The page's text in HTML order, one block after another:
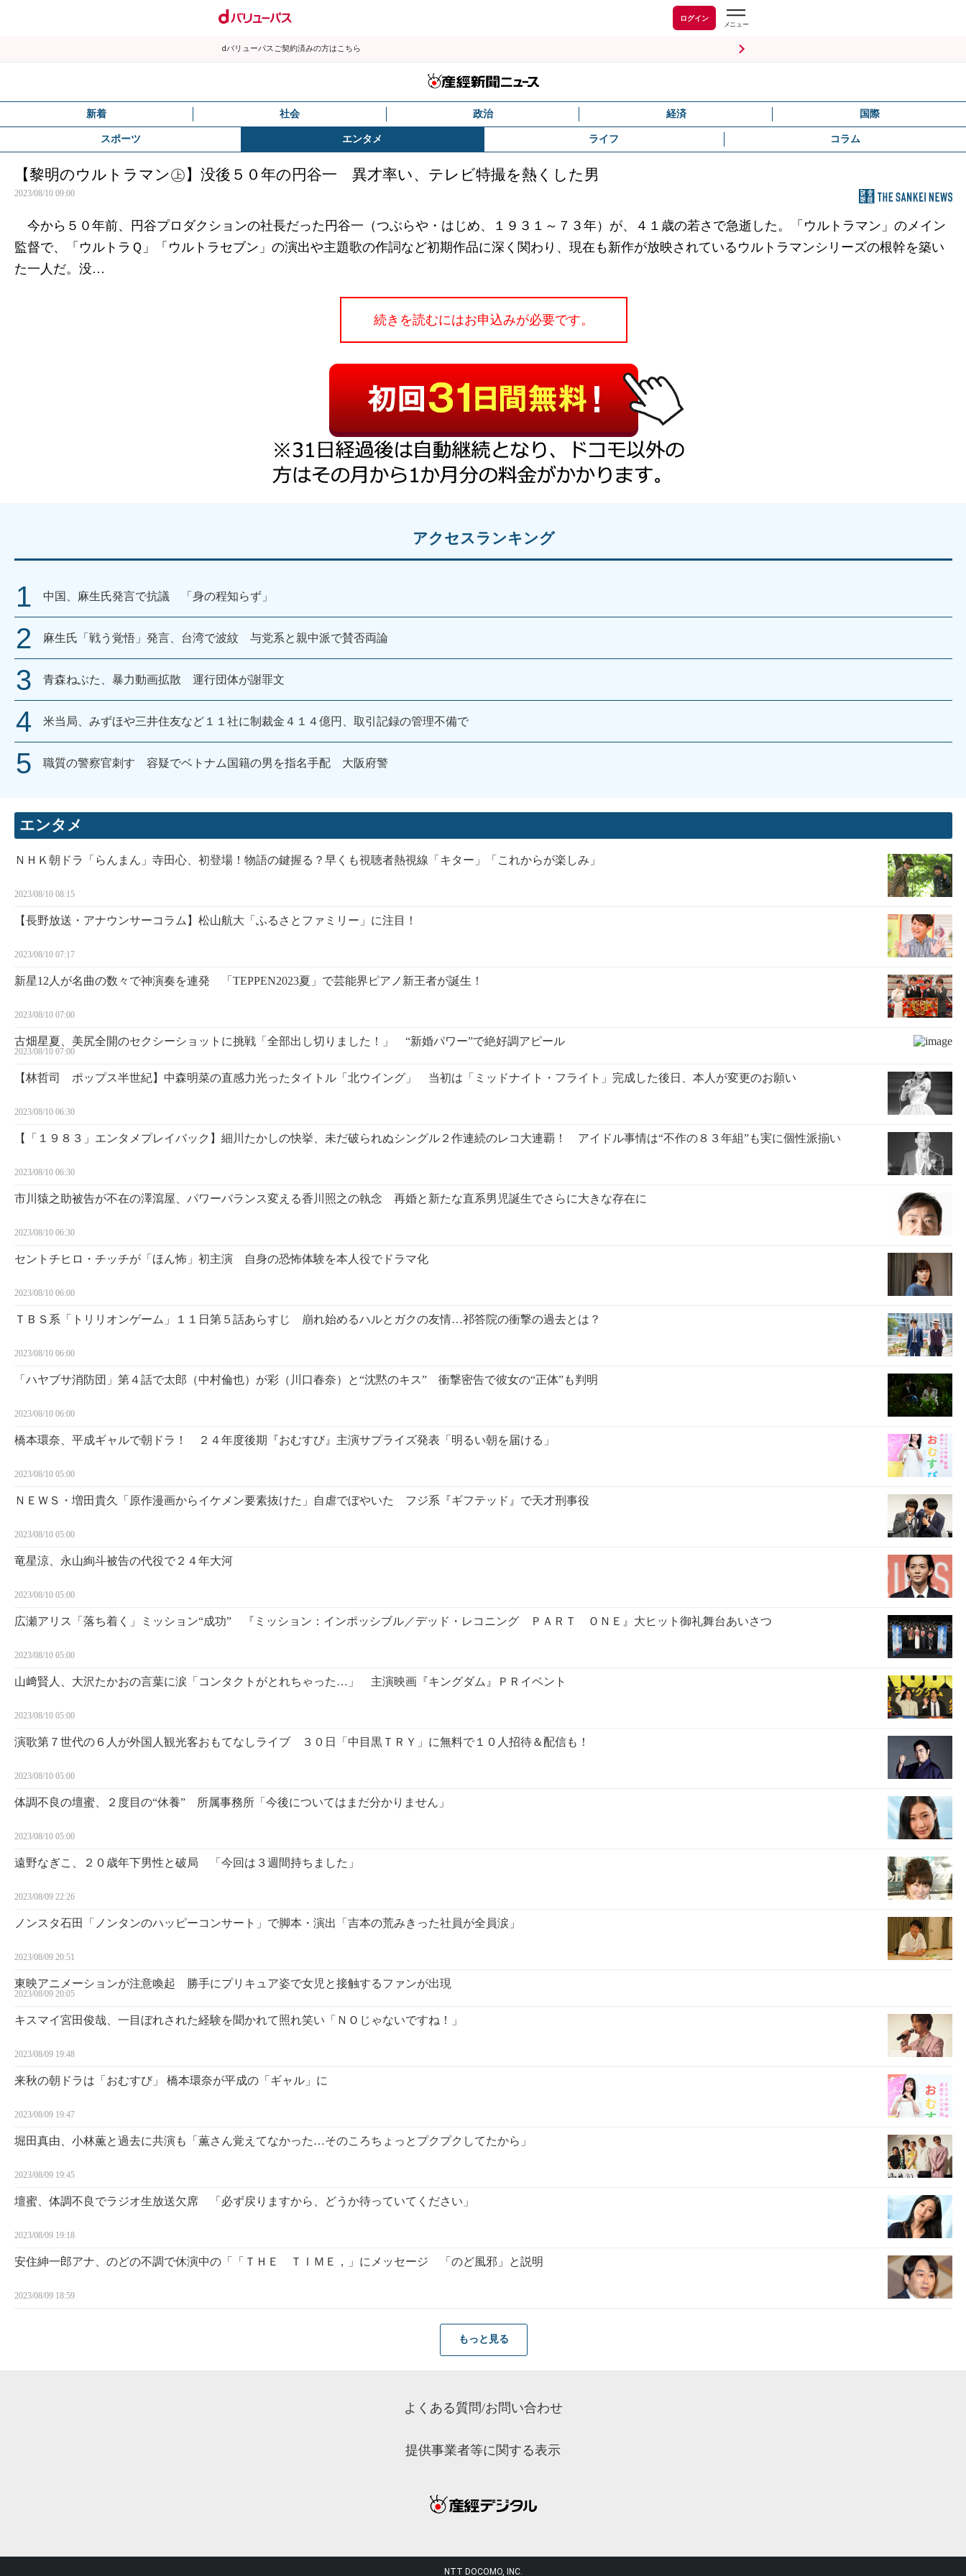
ログイン
dバリューパスご契約済みの方はこちら
新着 社会 政治 経済 国際
スポーツ エンタメ ライフ コラム
【黎明のウルトラマン㊤】没後５０年の円谷一 異才率い、テレビ特撮を熱くした男
2023/08/10 09:00
今から５０年前、円谷プロダクションの社長だった円谷一（つぶらや・はじめ、１９３１～７３年）が、４１歳の若さで急逝した。「ウルトラマン」のメイン
監督で、「ウルトラＱ」「ウルトラセブン」の演出や主題歌の作詞など初期作品に深く関わり、現在も新作が放映されているウルトラマンシリーズの根幹を築い
た一人だ。没…
続きを読むにはお申込みが必要です。
アクセスランキング
中国、麻生氏発言で抗議 「身の程知らず」
麻生氏「戦う覚悟」発言、台湾で波紋 与党系と親中派で賛否両論
青森ねぶた、暴力動画拡散 運行団体が謝罪文
米当局、みずほや三井住友など１１社に制裁金４１４億円、取引記録の管理不備で
職質の警察官刺す 容疑でベトナム国籍の男を指名手配 大阪府警
エンタメ
ＮＨＫ朝ドラ「らんまん」寺田心、初登場！物語の鍵握る？早くも視聴者熱視線「キター」「これからが楽しみ」
2023/08/10 08:15
【長野放送・アナウンサーコラム】松山航大「ふるさとファミリー」に注目！
2023/08/10 07:17
新星12人が名曲の数々で神演奏を連発 「TEPPEN2023夏」で芸能界ピアノ新王者が誕生！
2023/08/10 07:00
古畑星夏、美尻全開のセクシーショットに挑戦「全部出し切りました！」 “新婚パワー”で絶好調アピール
2023/08/10 07:00
【林哲司 ポップス半世紀】中森明菜の直感力光ったタイトル「北ウイング」 当初は「ミッドナイト・フライト」完成した後日、本人が変更のお願い
2023/08/10 06:30
【「１９８３」エンタメプレイバック】細川たかしの快挙、未だ破られぬシングル２作連続のレコ大連覇！ アイドル事情は“不作の８３年組”も実に個性派揃い
2023/08/10 06:30
市川猿之助被告が不在の澤瀉屋、パワーバランス変える香川照之の執念 再婚と新たな直系男児誕生でさらに大きな存在に
2023/08/10 06:30
セントチヒロ・チッチが「ほん怖」初主演 自身の恐怖体験を本人役でドラマ化
2023/08/10 06:00
ＴＢＳ系「トリリオンゲーム」１１日第５話あらすじ 崩れ始めるハルとガクの友情…祁答院の衝撃の過去とは？
2023/08/10 06:00
「ハヤブサ消防団」第４話で太郎（中村倫也）が彩（川口春奈）と“沈黙のキス” 衝撃密告で彼女の“正体”も判明
2023/08/10 06:00
橋本環奈、平成ギャルで朝ドラ！ ２４年度後期『おむすび』主演サプライズ発表「明るい朝を届ける」
2023/08/10 05:00
ＮＥＷＳ・増田貴久「原作漫画からイケメン要素抜けた」自虐でぼやいた フジ系『ギフテッド』で天才刑事役
2023/08/10 05:00
竜星涼、永山絢斗被告の代役で２４年大河
2023/08/10 05:00
広瀬アリス「落ち着く」ミッション“成功” 『ミッション：インポッシブル／デッド・レコニング ＰＡＲＴ ＯＮＥ』大ヒット御礼舞台あいさつ
2023/08/10 05:00
山﨑賢人、大沢たかおの言葉に涙「コンタクトがとれちゃった…」 主演映画『キングダム』ＰＲイベント
2023/08/10 05:00
演歌第７世代の６人が外国人観光客おもてなしライブ ３０日「中目黒ＴＲＹ」に無料で１０人招待＆配信も！
2023/08/10 05:00
体調不良の壇蜜、２度目の“休養” 所属事務所「今後についてはまだ分かりません」
2023/08/10 05:00
遠野なぎこ、２０歳年下男性と破局 「今回は３週間持ちました」
2023/08/09 22:26
ノンスタ石田「ノンタンのハッピーコンサート」で脚本・演出「吉本の荒みきった社員が全員涙」
2023/08/09 20:51
東映アニメーションが注意喚起 勝手にプリキュア姿で女児と接触するファンが出現
2023/08/09 20:05
キスマイ宮田俊哉、一目ぼれされた経験を聞かれて照れ笑い「ＮＯじゃないですね！」
2023/08/09 19:48
来秋の朝ドラは「おむすび」 橋本環奈が平成の「ギャル」に
2023/08/09 19:47
堀田真由、小林薫と過去に共演も「薫さん覚えてなかった…そのころちょっとプクプクしてたから」
2023/08/09 19:45
壇蜜、体調不良でラジオ生放送欠席 「必ず戻りますから、どうか待っていてください」
2023/08/09 19:18
安住紳一郎アナ、のどの不調で休演中の「「ＴＨＥ ＴＩＭＥ，」にメッセージ 「のど風邪」と説明
2023/08/09 18:59
もっと見る
よくある質問/お問い合わせ
提供事業者等に関する表示
NTT DOCOMO, INC.